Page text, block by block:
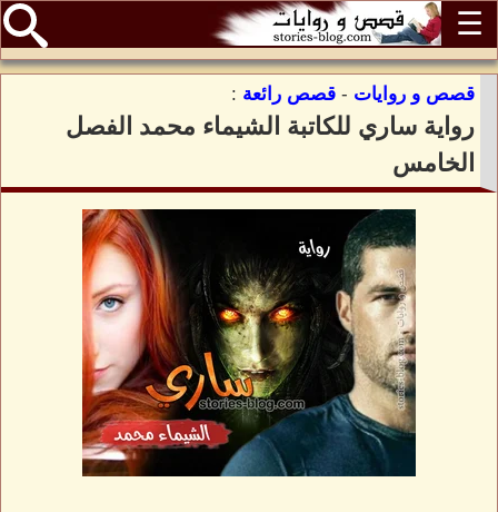
☰
قصص و روايات - قصص رائعة :
رواية ساري للكاتبة الشيماء محمد الفصل
الخامس